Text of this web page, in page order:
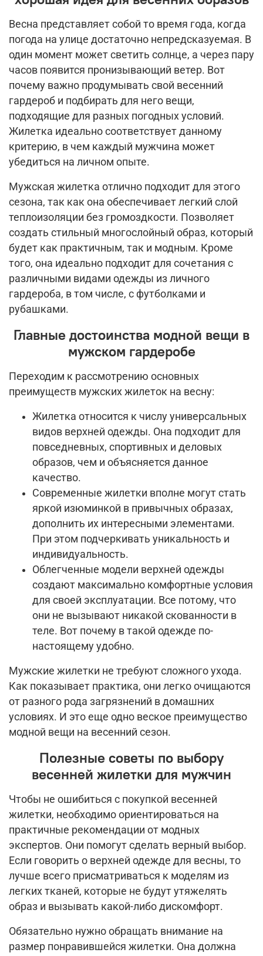
Весна представляет собой то время года, когда
погода на улице достаточно непредсказуемая. В
один момент может светить солнце, а через пару
часов появится пронизывающий ветер. Вот
почему важно продумывать свой весенний
гардероб и подбирать для него вещи,
подходящие для разных погодных условий.
Жилетка идеально соответствует данному
критерию, в чем каждый мужчина может
убедиться на личном опыте.
Мужская жилетка отлично подходит для этого
сезона, так как она обеспечивает легкий слой
теплоизоляции без громоздкости. Позволяет
создать стильный многослойный образ, который
будет как практичным, так и модным. Кроме
того, она идеально подходит для сочетания с
различными видами одежды из личного
гардероба, в том числе, с футболками и
рубашками.
Главные достоинства модной вещи в
мужском гардеробе
Переходим к рассмотрению основных
преимуществ мужских жилеток на весну:
Жилетка относится к числу универсальных
видов верхней одежды. Она подходит для
повседневных, спортивных и деловых
образов, чем и объясняется данное
качество.
Современные жилетки вполне могут стать
яркой изюминкой в привычных образах,
дополнить их интересными элементами.
При этом подчеркивать уникальность и
индивидуальность.
Облегченные модели верхней одежды
создают максимально комфортные условия
для своей эксплуатации. Все потому, что
они не вызывают никакой скованности в
теле. Вот почему в такой одежде по-
настоящему удобно.
Мужские жилетки не требуют сложного ухода.
Как показывает практика, они легко очищаются
от разного рода загрязнений в домашних
условиях. И это еще одно веское преимущество
модной вещи на весенний сезон.
Полезные советы по выбору
весенней жилетки для мужчин
Чтобы не ошибиться с покупкой весенней
жилетки, необходимо ориентироваться на
практичные рекомендации от модных
экспертов. Они помогут сделать верный выбор.
Если говорить о верхней одежде для весны, то
лучше всего присматриваться к моделям из
легких тканей, которые не будут утяжелять
образ и вызывать какой-либо дискомфорт.
Обязательно нужно обращать внимание на
размер понравившейся жилетки. Она должна